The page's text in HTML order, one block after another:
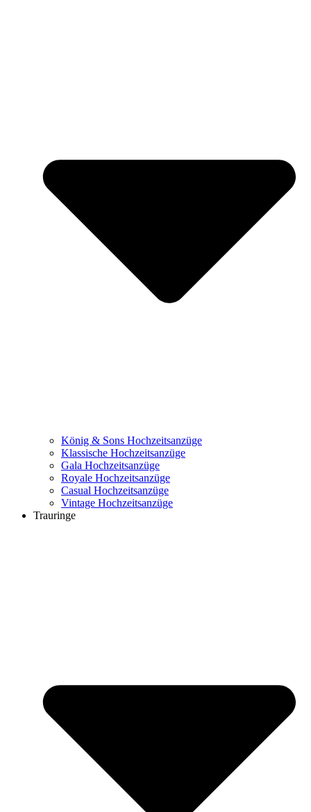
König & Sons Hochzeitsanzüge
Klassische Hochzeitsanzüge
Gala Hochzeitsanzüge
Royale Hochzeitsanzüge
Casual Hochzeitsanzüge
Vintage Hochzeitsanzüge
Trauringe